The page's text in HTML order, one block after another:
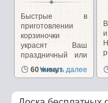
Быстрые в
приготовлении
корзиночки
украсят Ваш
праздничный или
повседневный...
60 минут
Читать далее